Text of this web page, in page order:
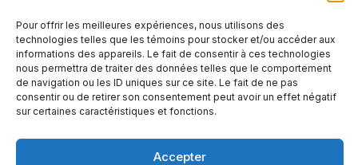
Pour offrir les meilleures expériences, nous utilisons des
technologies telles que les témoins pour stocker et/ou accéder aux
informations des appareils. Le fait de consentir à ces technologies
nous permettra de traiter des données telles que le comportement
de navigation ou les ID uniques sur ce site. Le fait de ne pas
consentir ou de retirer son consentement peut avoir un effet négatif
sur certaines caractéristiques et fonctions.
Accepter
© Copyright 2026 – Altomédia Inc |